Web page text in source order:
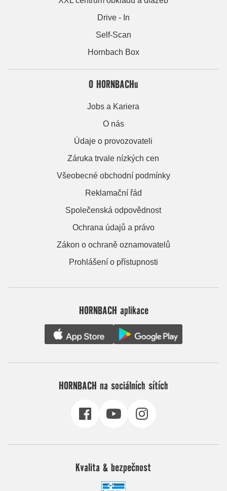
Drive - In
Self-Scan
Hornbach Box
O HORNBACHu
Jobs a Kariera
O nás
Údaje o provozovateli
Záruka trvale nízkých cen
Všeobecné obchodní podmínky
Reklamační řád
Společenská odpovědnost
Ochrana údajů a právo
Zákon o ochraně oznamovatelů
Prohlášení o přístupnosti
HORNBACH aplikace
HORNBACH na sociálních sítích
Kvalita & bezpečnost